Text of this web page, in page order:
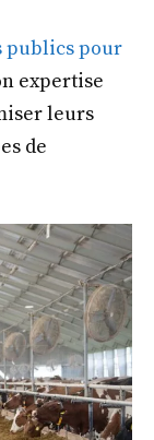
publics pour
expertise
leurs
de